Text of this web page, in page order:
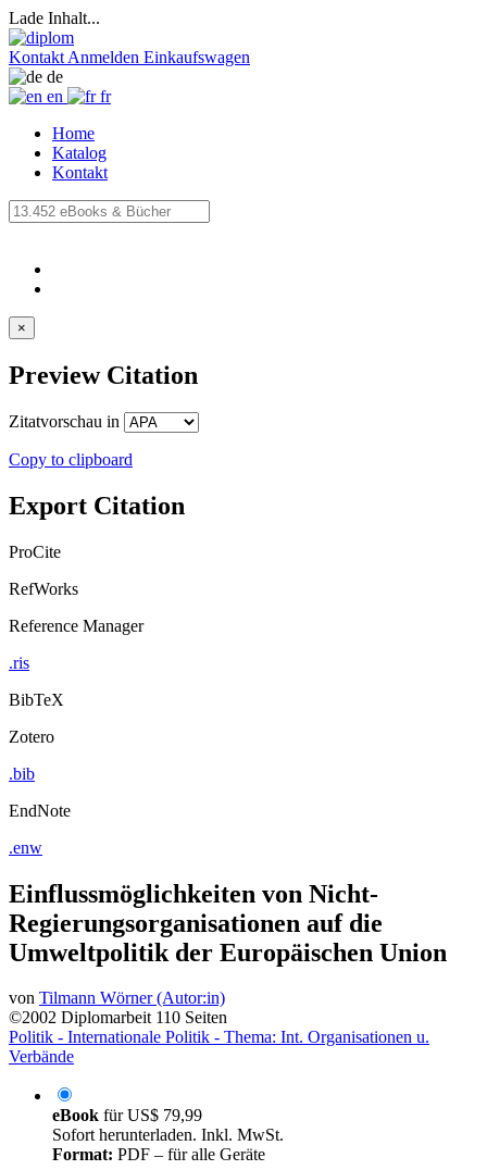
Lade Inhalt...
Kontakt Anmelden Einkaufswagen
de
en
fr
Home
Katalog
Kontakt
×
Preview Citation
Zitatvorschau in
Copy to clipboard
Export Citation
ProCite
RefWorks
Reference Manager
.ris
BibTeX
Zotero
.bib
EndNote
.enw
Einflussmöglichkeiten von Nicht-
Regierungsorganisationen auf die
Umweltpolitik der Europäischen Union
von Tilmann Wörner (Autor:in)
©2002 Diplomarbeit 110 Seiten
Politik - Internationale Politik - Thema: Int. Organisationen u.
Verbände
eBook fürUS$ 79,99
Sofort herunterladen. Inkl. MwSt.
Format: PDF – für alle Geräte